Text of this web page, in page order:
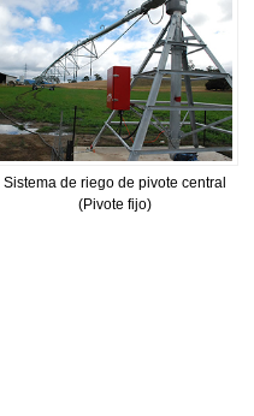
Sistema de riego de pivote central
(Pivote fijo)